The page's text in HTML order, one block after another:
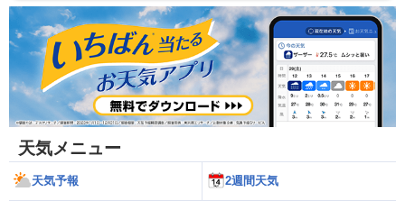
天気メニュー
天気予報 2週間天気